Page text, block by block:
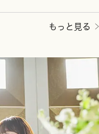
もっと見る